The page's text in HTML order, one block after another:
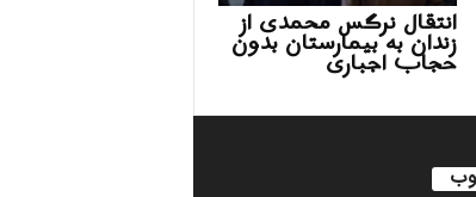
انتقال نرگس محمدی از
زندان به بیمارستان بدون
حجاب اجباری